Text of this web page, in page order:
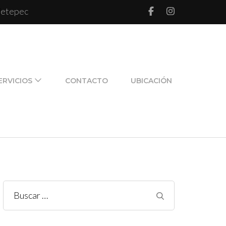
CONTACTO UBICACIÓN
Buscar: